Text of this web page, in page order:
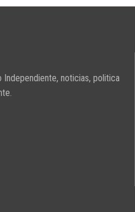
noticias, politica